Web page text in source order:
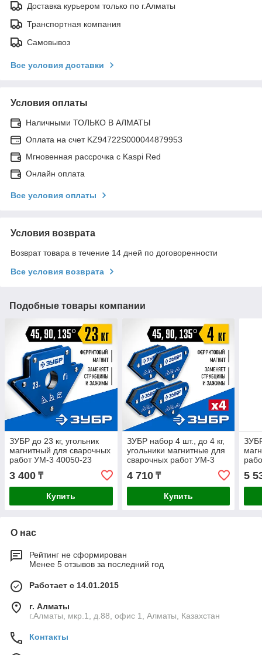
Доставка курьером только по г.Алматы
Транспортная компания
Самовывоз
Все условия доставки
Условия оплаты
Наличными ТОЛЬКО В АЛМАТЫ
Оплата на счет KZ94722S000044879953
Мгновенная рассрочка с Kaspi Red
Онлайн оплата
Все условия оплаты
Условия возврата
Возврат товара в течение 14 дней по договоренности
Все условия возврата
Подобные товары компании
ЗУБР до 23 кг, угольник
магнитный для сварочных
работ УМ-3 40050-23
Профессионал
3 400 ₸
Купить
ЗУБР набор 4 шт., до 4 кг,
угольники магнитные для
сварочных работ УМ-3
40050-04 Профессионал
4 710₸
Купить
5
О нас
Рейтинг не сформирован
Менее 5 отзывов за последний год
Работает с 14.01.2015
г. Алматы
г.Алматы, мкр.1, д.88, офис 1, Алматы, Казахстан
Контакты